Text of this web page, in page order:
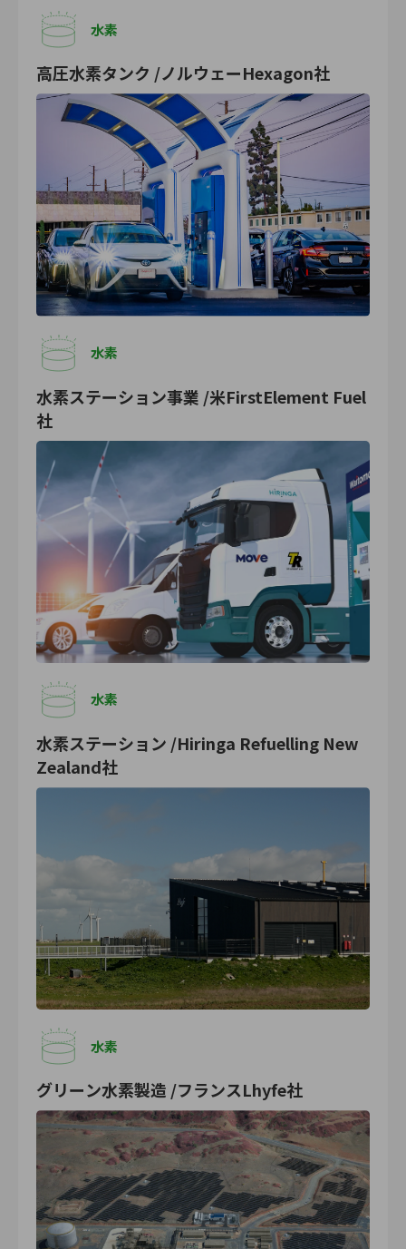
水素
高圧水素タンク /ノルウェーHexagon社
水素
水素ステーション事業 /米FirstElement Fuel
社
水素
水素ステーション /Hiringa Refuelling New
Zealand社
水素
グリーン水素製造 /フランスLhyfe社